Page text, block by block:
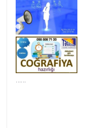
......